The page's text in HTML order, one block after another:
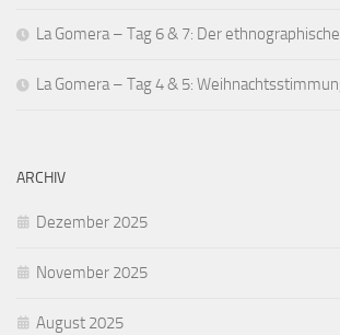
La Gomera – Tag 6 & 7: Der
La Gomera – Tag 4 & 5:
ARCHIV
Dezember 2025
November 2025
August 2025